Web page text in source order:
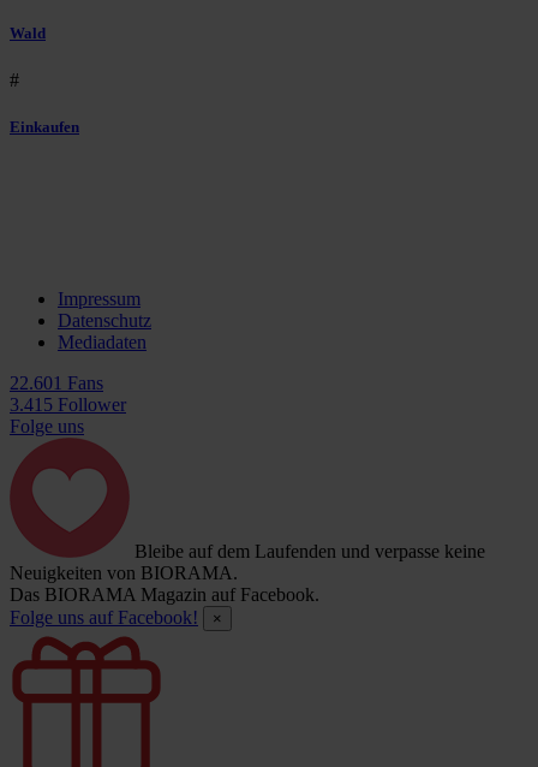
Wald
#
Einkaufen
Impressum
Datenschutz
Mediadaten
22.601 Fans
3.415 Follower
Folge uns
Bleibe auf dem Laufenden und verpasse keine
Neuigkeiten von BIORAMA.
Das BIORAMA Magazin auf Facebook.
Folge uns auf Facebook!
×